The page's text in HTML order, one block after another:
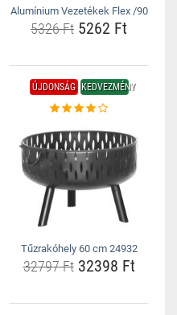
Alumínium Vezetékek Flex /90
5326 Ft 5262 Ft
ÚJDONSÁG KEDVEZMÉNY
Tűzrakóhely 60 cm 24932
32797 Ft32398 Ft